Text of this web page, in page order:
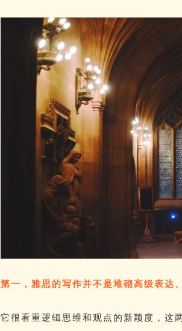
第一，雅思 的写作并不是堆砌高级表达
它很看重逻辑思维和观点的新颖度，这